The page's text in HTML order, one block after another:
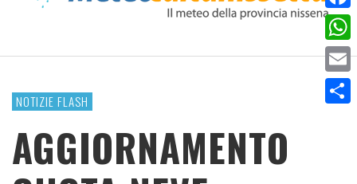
NOTIZIE FLASH
AGGIORNAMENTO
Email